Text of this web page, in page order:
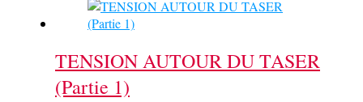
TENSION AUTOUR DU TASER
(Partie 1)